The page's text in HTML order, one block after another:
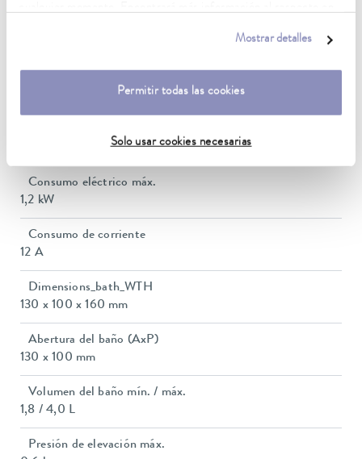
Mostrar detalles
Permitir todas las cookies
Solo usar cookies necesarias
Consumo eléctrico máx.
1,2 kW
Consumo de corriente
12 A
Dimensions_bath_WTH
130 x 100 x 160 mm
Abertura del baño (AxP)
130 x 100 mm
Volumen del baño mín. / máx.
1,8 / 4,0 L
Presión de elevación máx.